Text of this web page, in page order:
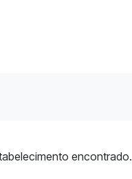
encontrado.